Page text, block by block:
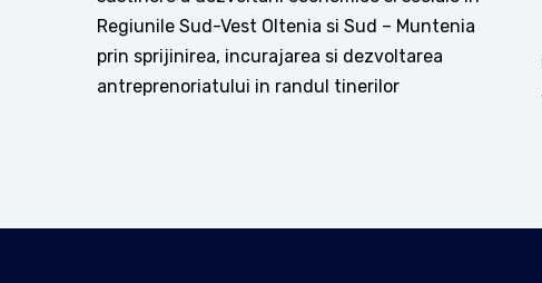
Regiunile Sud-Vest Oltenia si Sud – Muntenia
prin sprijinirea, incurajarea si dezvoltarea
antreprenoriatului in randul tinerilor